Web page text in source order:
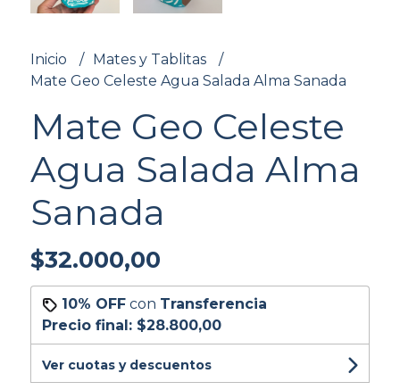
Inicio
Mates y Tablitas
Mate Geo Celeste Agua Salada Alma Sanada
Mate Geo Celeste
Agua Salada Alma
Sanada
$32.000,00
10% OFFcon Transferencia
Precio final: $28.800,00
Ver cuotas y descuentos